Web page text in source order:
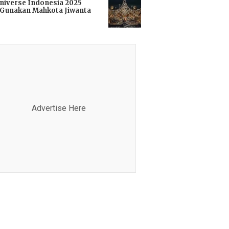
Indonesia 2025
Mahkota Jiwanta
Advertise Here